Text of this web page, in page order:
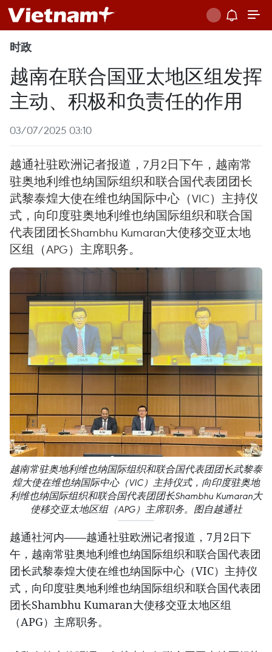
时政
越南在联合国亚太地区组发挥
主动、积极和负责任的作用
03/07/2025 03:10
越通社驻欧洲记者报道，7月2日下午，越南常
驻奥地利维也纳国际组织和联合国代表团团长
武黎泰煌大使在维也纳国际中心（VIC）主持仪
式，向印度驻奥地利维也纳国际组织和联合国
代表团团长Shambhu Kumaran大使移交亚太地
区组（APG）主席职务。
越南常驻奥地利维也纳国际组织和联合国代表团团长武黎泰
煌大使在维也纳国际中心（VIC）主持仪式，向印度驻奥地
利维也纳国际组织和联合国代表团团长Shambhu Kumaran大
使移交亚太地区组（APG）主席职务。图自越通社
越通社河内——越通社驻欧洲记者报道，7月2日下
午，越南常驻奥地利维也纳国际组织和联合国代表团
团长武黎泰煌大使在维也纳国际中心（VIC）主持仪
式，向印度驻奥地利维也纳国际组织和联合国代表团
团长Shambhu Kumaran大使移交亚太地区组
（APG）主席职务。